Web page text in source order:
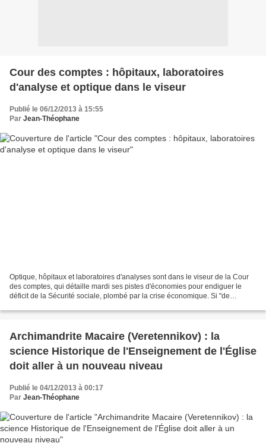
Cour des comptes : hôpitaux, laboratoires
d'analyse et optique dans le viseur
Publié le 06/12/2013 à 15:55
Par Jean-Théophane
Optique, hôpitaux et laboratoires d'analyses sont dans le viseur de la Cour
des comptes, qui détaille mardi ses pistes d'économies pour endiguer le
déficit de la Sécurité sociale, plombé par la crise économique. Si "de
Archimandrite Macaire (Veretennikov) : la
science Historique de l'Enseignement de l'Église
doit aller à un nouveau niveau
Publié le 04/12/2013 à 00:17
Par Jean-Théophane